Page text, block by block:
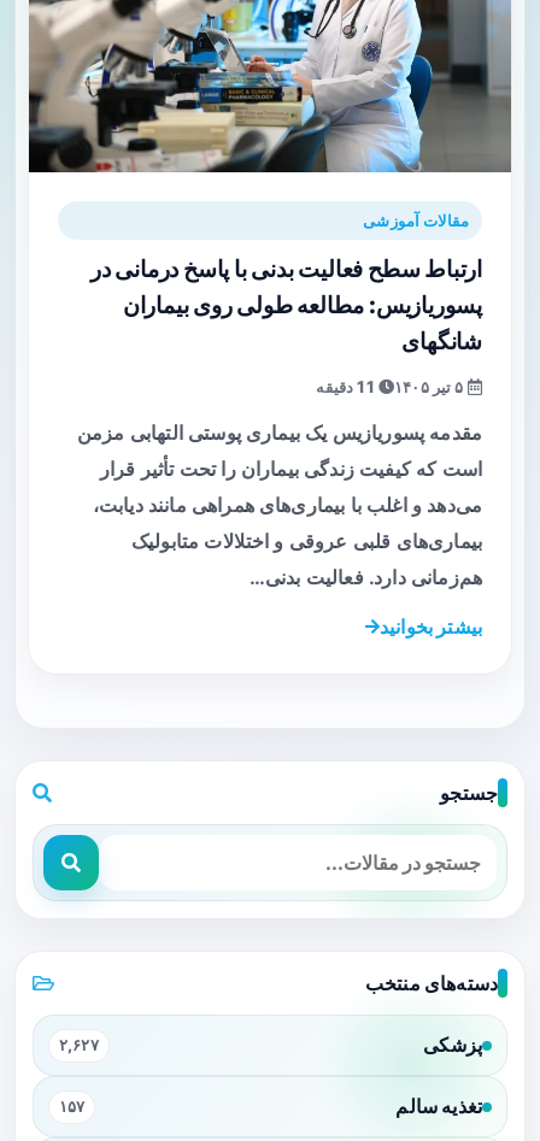
مقالات آموزشی
ارتباط سطح فعالیت بدنی با پاسخ درمانی در
پسوریازیس: مطالعه طولی روی بیماران
شانگهای
مقدمه پسوریازیس یک بیماری پوستی التهابی مزمن
است که کیفیت زندگی بیماران را تحت تأثیر قرار
می‌دهد و اغلب با بیماری‌های همراهی مانند دیابت،
بیماری‌های قلبی عروقی و اختلالات متابولیک
هم‌زمانی دارد. فعالیت بدنی…
بیشتر بخوانید
جستجو
دسته‌های منتخب
پزشکی ۲,۶۲۷
تغذیه سالم ۱۵۷